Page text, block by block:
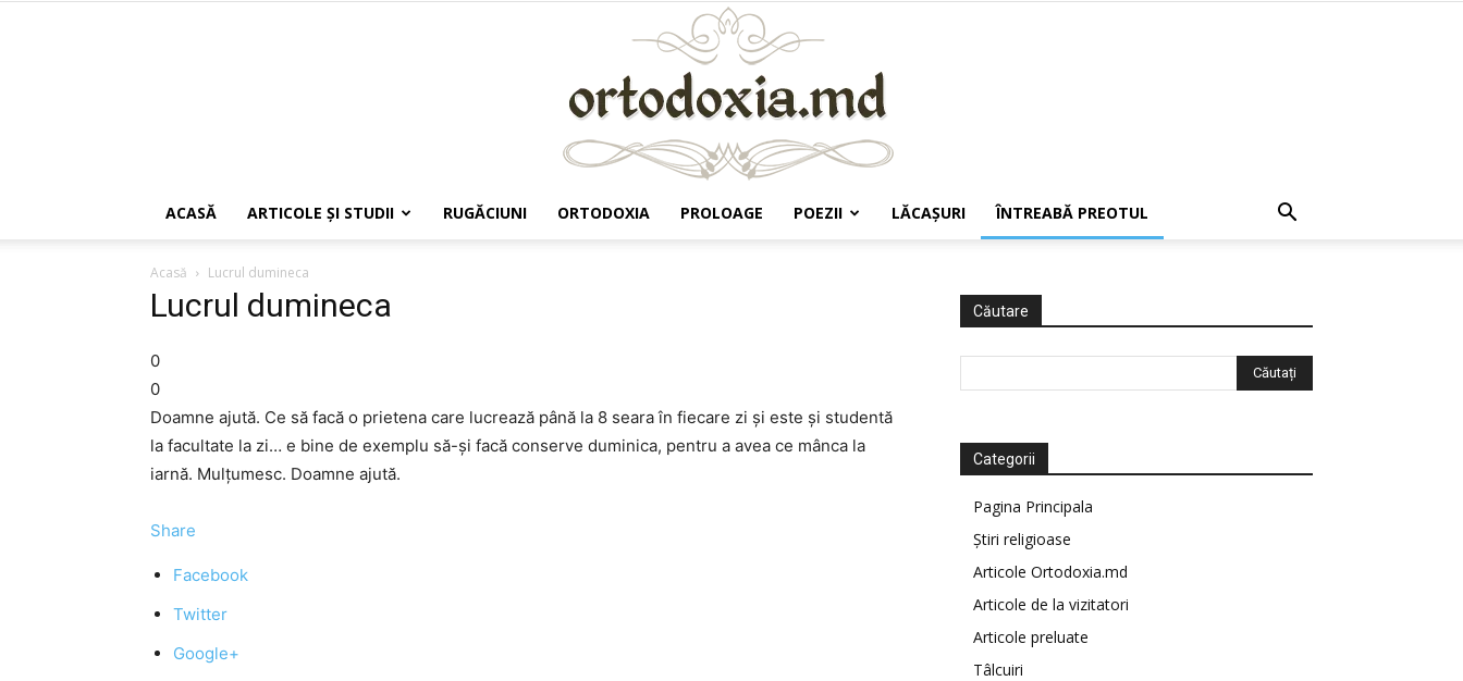
ACASĂ ARTICOLE ŞI STUDII RUGĂCIUNI ORTODOXIA PROLOAGE POEZII LĂCAŞURI ÎNTREABĂ PREOTUL
Acasă Lucrul dumineca
Lucrul dumineca
0
0
Doamne ajută. Ce să facă o prietena care lucrează până la 8 seara în fiecare zi şi este şi studentă
la facultate la zi… e bine de exemplu să-şi facă conserve duminica, pentru a avea ce mânca la
iarnă. Mulţumesc. Doamne ajută.
Share
Facebook
Twitter
Google+
Căutare
Categorii
Pagina Principala
Știri religioase
Articole Ortodoxia.md
Articole de la vizitatori
Articole preluate
Tâlcuiri